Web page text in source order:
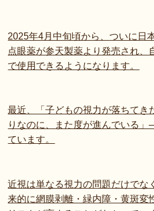
2025年4月中旬頃から、ついに日
点眼薬が参天製薬より発売され、
で使用できるようになります。
最近、「子どもの視力が落ちてき
りなのに、また度が進んでいる
ています。
近視は単なる視力の問題だけでな
来的に網膜剥離・緑内障・黄斑変